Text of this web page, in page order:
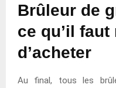
Brûleur de
ce qu’il
d’acheter
Au final, tous les